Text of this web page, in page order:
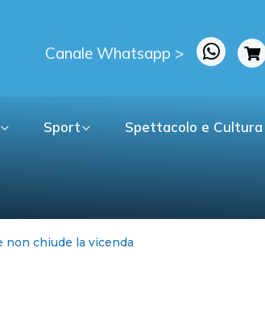
Canale Whatsapp >
Sport Spettacolo e Cultura